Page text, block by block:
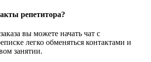
репетитора?
вы можете начать чат с
легко обменяться контактами и
занятии.